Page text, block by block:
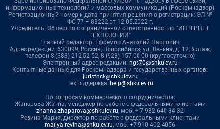
информационных технологий и массовых коммуникаций (Роскомнадзор)
Регистрационный номер и дата принятия решения о регистрации: ЭЛ №
ФС 77 – 83222 от 12.05.2022 г.
Учредитель: Общество с ограниченной ответственностью "ИНТЕРНЕТ
ТЕХНОЛОГИИ"
Главный редактор: Ефремов Анатолий Павлович
Адрес редакции: 630099, Россия, Новосибирск, ул. Ленина, д. 12, 6 этаж,
телефон 8 (383) 212-52-52, 8 (923) 157-00-00 (круглосуточно)
Электронный адрес редакции: ngs70@shkulev.ru
Контактные данные для Роскомнадзора и государственных органов:
juristnsk@shkulev.ru
Техподдержка: help@shkulev.ru
По вопросам коммерческого сотрудничества:
Жапарова Жанна, менеджер по работе с федеральными клиентами
zhanna.zhaparova@shkulev.ru, моб. + 7 982 640 34 32
Ревина Мария, директор по работе с федеральными клиентами
mariya.revina@shkulev.ru, моб. +7 910 402 4056